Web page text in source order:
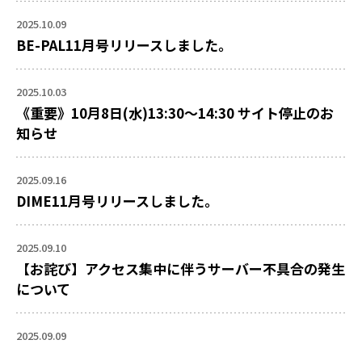
2025.10.09
BE-PAL11月号リリースしました。
2025.10.03
《重要》10月8日(水)13:30～14:30 サイト停止のお
知らせ
2025.09.16
DIME11月号リリースしました。
2025.09.10
【お詫び】アクセス集中に伴うサーバー不具合の発生
について
2025.09.09